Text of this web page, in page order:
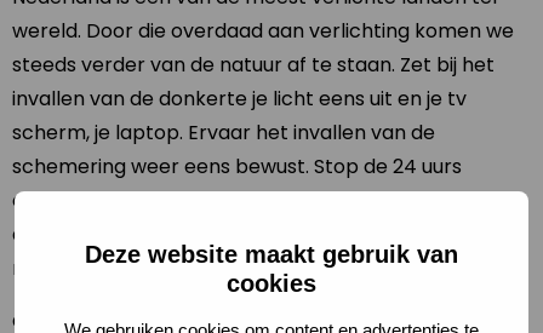
Deze website maakt gebruik van
cookies
wereld. Door die overdaad aan verlichting komen we
steeds verder van de natuur af te staan. Zet bij het
invallen van de donkerte je licht eens uit en je tv
scherm, je laptop. Ervaar het invallen van de
schemering weer eens bewust. Stop de 24 uurs
economie eens voor een uurtje. Nacht van de Nacht
ambassadeur Marjolijn van Heemstra schreef er een
mooi artikel over in de Volkskrant.
Om de klimaatverandering een halt toe te roepen,